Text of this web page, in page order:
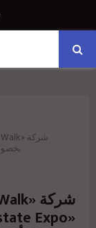
Vimeo
بخصومات تبدأ